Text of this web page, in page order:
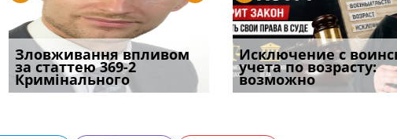
Якщо суд встановив для
відшкодування шкоди
наявніс
Документи, на яких не
проставляється
апостиль: пер
Зловживання впливом
за статтею 369-2
Кримінального
Переоформлення
відстрочки за іншою
підставою: нов
Особливості захисту у
кримінальному
провадженні: я
Исключение с
учета по возрасту:
возможно
Восьмий ААС
підтвердив, що
може скас